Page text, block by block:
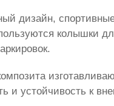
дизайн,
колышки
и устойчивость к